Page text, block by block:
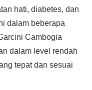
hati, diabetes, dan
dalam beberapa
Cambogia
dalam level rendah
tepat dan sesuai